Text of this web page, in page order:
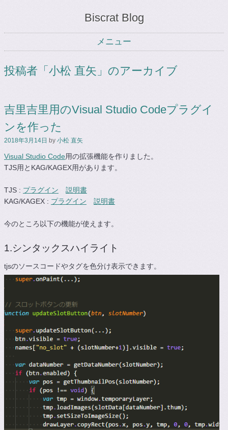
Biscrat Blog
メニュー
投稿者「 小松 直矢 」のアーカイブ
吉里吉里用のVisual Studio Codeプラグイ
ンを作った
2018年3月14日 by 小松 直矢
Visual Studio Code用の拡張機能を作りました。
TJS用とKAG/KAGEX用があります。
TJS : プラグイン
説明書
KAG/KAGEX : プラグイン 説明書
今のところ以下の機能が使えます。
1.シンタックスハイライト
tjsのソースコードやタグを色分け表示できます。